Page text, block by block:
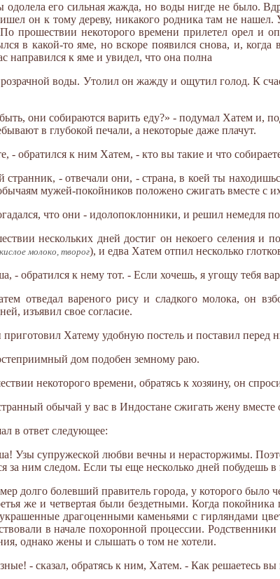
его сильная жажда, но воды нигде не было.
он к тому дереву, никакого родника там не
прошествии некоторого времени прилетел орел и
в какой-то яме, но вскоре появился снова, и,
направился к яме и увидел, что она полна
воды. Утолил он жажду и ощутил голод. К
они собираются варить еду?» - подумал Хатем и,
в глубокой печали, а некоторые даже плачут.
- обратился к ним Хатем, - кто вы такие и что
- отвечали они, - страна, в коей ты
мужей-покойников положено сжигать вместе с
что они - идолопоклонники, и решил немедля
нескольких дней достиг он некоего селения и
молоко, творог), и едва Хатем отпил несколько
- обратился к нему тот. - Если хочешь, я угощу тебя
отведал вареного рису и сладкого молока, он
изъявил свое согласие.
приготовил Хатему удобную постель и поставил перед
дом подобен земному раю.
некоторого времени, обратясь к хозяину, он
обычай у вас в Индостане сжигать жену
в ответ следующее:
Узы супружеской любви вечны и нерасторжимы.
за ним следом. Если ты еще несколько дней побудешь
долго болевший правитель города, у которого
же и четвертая были бездетными. Когда
драгоценными каменьями с гирляндами
в начале похоронной процессии.
однако жены и слышать о том не хотели.
- сказал, обратясь к ним, Хатем. - Как решаетесь